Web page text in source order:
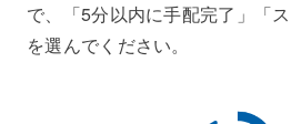
で、「5分以内に手配完了」「
を選んでください。